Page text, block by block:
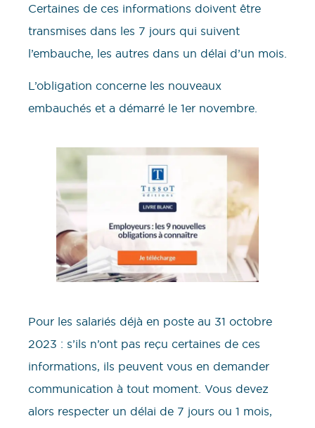
Certaines de ces informations doivent être
transmises dans les 7 jours qui suivent
l’embauche, les autres dans un délai d’un mois.
L’obligation concerne les nouveaux
embauchés et a démarré le 1er novembre.
Pour les salariés déjà en poste au 31 octobre
2023 : s’ils n’ont pas reçu certaines de ces
informations, ils peuvent vous en demander
communication à tout moment. Vous devez
alors respecter un délai de 7 jours ou 1 mois,